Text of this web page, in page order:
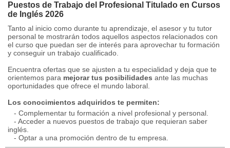
Puestos de Trabajo del Profesional Titulado en Cursos
de Inglés 2026
Tanto al inicio como durante tu aprendizaje, el asesor y tu tutor
personal te mostrarán todos aquellos aspectos relacionados con
el curso que puedan ser de interés para aprovechar tu formación
y conseguir un trabajo cualificado.
Encuentra ofertas que se ajusten a tu especialidad y deja que te
orientemos para mejorar tus posibilidades ante las muchas
oportunidades que ofrece el mundo laboral.
Los conocimientos adquiridos te permiten:
- Complementar tu formación a nivel profesional y personal.
- Acceder a nuevos puestos de trabajo que requieran saber
inglés.
- Optar a una promoción dentro de tu empresa.